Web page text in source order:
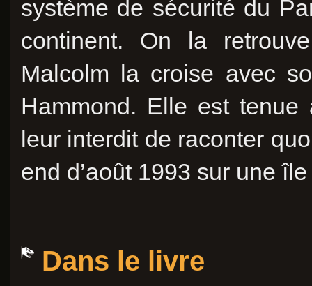
système de sécurité du
continent. On la
Malcolm la croise avec
Hammond. Elle est
leur interdit de raconter
end d’août 1993 sur une
Dans le livre